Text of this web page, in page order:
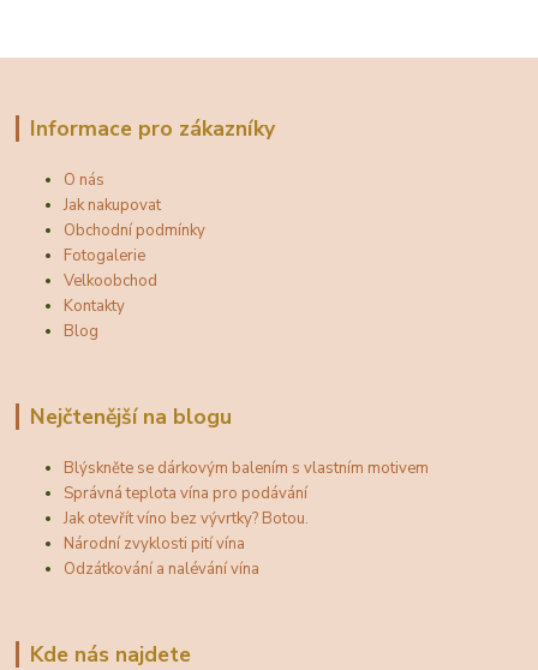
Informace pro zákazníky
O nás
Jak nakupovat
Obchodní podmínky
Fotogalerie
Velkoobchod
Kontakty
Blog
Nejčtenější na blogu
Blýskněte se dárkovým balením s vlastním motivem
Správná teplota vína pro podávání
Jak otevřít víno bez vývrtky? Botou.
Národní zvyklosti pití vína
Odzátkování a nalévání vína
Kde nás najdete